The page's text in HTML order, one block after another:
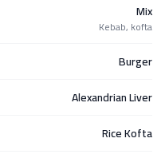
Mix
Kebab, kofta
Burger
Alexandrian Liver
Rice Kofta